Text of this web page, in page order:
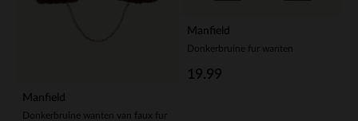
Manfield
Donkerbruine wanten van faux fur
Manfield
Donkerbruine fur wanten
19.99